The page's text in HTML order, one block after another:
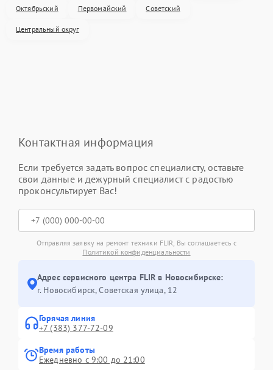
Октябрьский Первомайский Советский
Центральный округ
Контактная информация
Если требуется задать вопрос специалисту, оставьте
свои данные и дежурный специалист с радостью
проконсультирует Вас!
Отправляя заявку на ремонт техники FLIR, Вы соглашаетесь с
Политикой конфиденциальности
Адрес сервисного центра FLIR в Новосибирске:
г. Новосибирск, Советская улица, 12
Горячая линия
+7 (383) 377-72-09
Время работы
Ежедневно с 9:00 до 21:00